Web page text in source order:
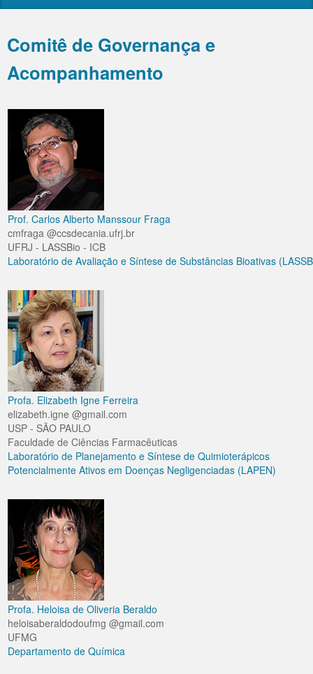
Comitê de Governança e
Acompanhamento
Prof. Carlos Alberto Manssour Fraga
cmfraga @ccsdecania.ufrj.br
UFRJ - LASSBio - ICB
Laboratório de Avaliação e Síntese de Substâncias Bioativas
Profa. Elizabeth Igne Ferreira
elizabeth.igne @gmail.com
USP - SÃO PAULO
Faculdade de Ciências Farmacêuticas
Laboratório de Planejamento e Síntese de Quimioterápicos
Potencialmente Ativos em Doenças Negligenciadas (LAPEN)
Profa. Heloisa de Oliveria Beraldo
heloisaberaldodoufmg @gmail.com
UFMG
Departamento de Química
Suplementação de Recursos